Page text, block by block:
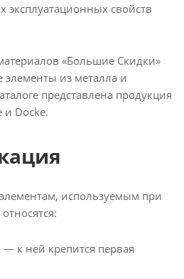
эксплуатационных свойств
«Большие Скидки»
элементы из металла и
представлена продукция
и Docke.
используемым при
— к ней крепится первая